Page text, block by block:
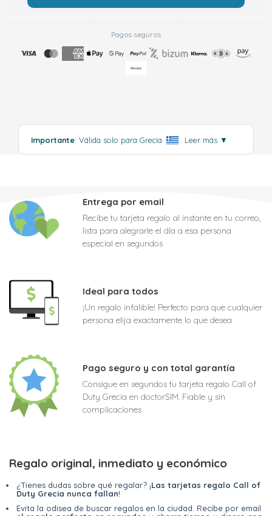
Pagos seguros
Importante: Válida solo para Grecia Leer más ▼
Entrega por email
Recibe tu tarjeta regalo al instante en tu correo,
lista para alegrarle el día a esa persona
especial en segundos
Ideal para todos
¡Un regalo infalible! Perfecto para que cualquier
persona elija exactamente lo que desea
Pago seguro y con total garantía
Consigue en segundos tu tarjeta regalo Call of
Duty Grecia en doctorSIM. Fiable y sin
complicaciones
Regalo original, inmediato y económico
¿Tienes dudas sobre qué regalar? ¡Las tarjetas regalo Call of
Duty Grecia nunca fallan!
Evita la odisea de buscar regalos en la ciudad. Recibe por email